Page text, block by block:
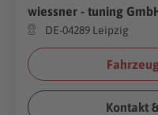
wiessner - tuning
DE-04289 Leipzig
Kontakt